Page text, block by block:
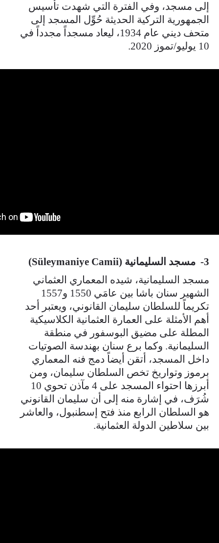
إلى مسجد، وفي الفترة التي شهدت تأسيس
الجمهورية التركية الحديثة حُوِّل المسجد إلى
متحف ديني عام 1934، ليعاد مسجداً مجدداً في
10 يوليو/تموز 2020.
3- مسجد السليمانية (Süleymaniye Camii)
مسجد السليمانية، شيده المعماري العثماني
الشهير سنان باشا بين عامَي 1550 و1557
تكريماً للسلطان سليمان القانوني، ويعتبر أحد
أهم الأمثلة على العمارة العثمانية الكلاسيكية
المطلة على مضيق البوسفور في منطقة
السليمانية. وكما برع سنان بهندسة الصوتيات
داخل المسجد، أتقن أيضاً دمج فنه المعماري
برموز وتواريخ تخص السلطان سليمان، ومن
أبرزها احتواء المسجد على 4 مآذن تحوي 10
شُرَف، في إشارة منه إلى أن سليمان القانوني
هو السلطان الرابع منذ فتح إسطنبول، والعاشر
بين سلاطين الدولة العثمانية.